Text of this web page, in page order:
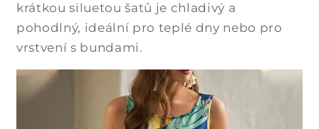
krátkou siluetou šatů je chladivý a
pohodlný, ideální pro teplé dny nebo pro
vrstvení s bundami.